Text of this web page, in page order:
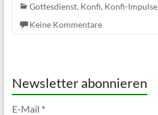
Gottesdienst, Konfi, Konfi-Impulse
Keine Kommentare
Newsletter abonnieren
E-Mail *